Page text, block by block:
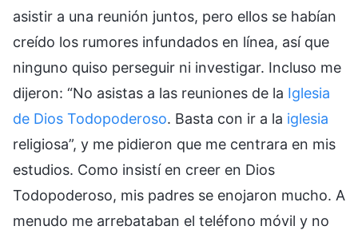
asistir a una reunión juntos, pero ellos se habían
creído los rumores infundados en línea, así que
ninguno quiso perseguir ni investigar. Incluso me
dijeron: “No asistas a las reuniones de la Iglesia
de Dios Todopoderoso. Basta con ir a la iglesia
religiosa”, y me pidieron que me centrara en mis
estudios. Como insistí en creer en Dios
Todopoderoso, mis padres se enojaron mucho. A
menudo me arrebataban el teléfono móvil y no